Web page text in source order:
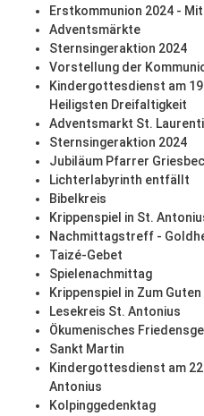
Erstkommunion 2024 -
Adventsmärkte
Sternsingeraktion 2024
Vorstellung der
Kindergottesdienst am
Heiligsten Dreifaltigkeit
Adventsmarkt St.
Sternsingeraktion 2024
Jubiläum Pfarrer
Lichterlabyrinth entfällt
Bibelkreis
Krippenspiel in St.
Nachmittagstreff -
Taizé-Gebet
Spielenachmittag
Krippenspiel in Zum
Lesekreis St. Antonius
Ökumenisches
Sankt Martin
Kindergottesdienst am
Antonius
Kolpinggedenktag